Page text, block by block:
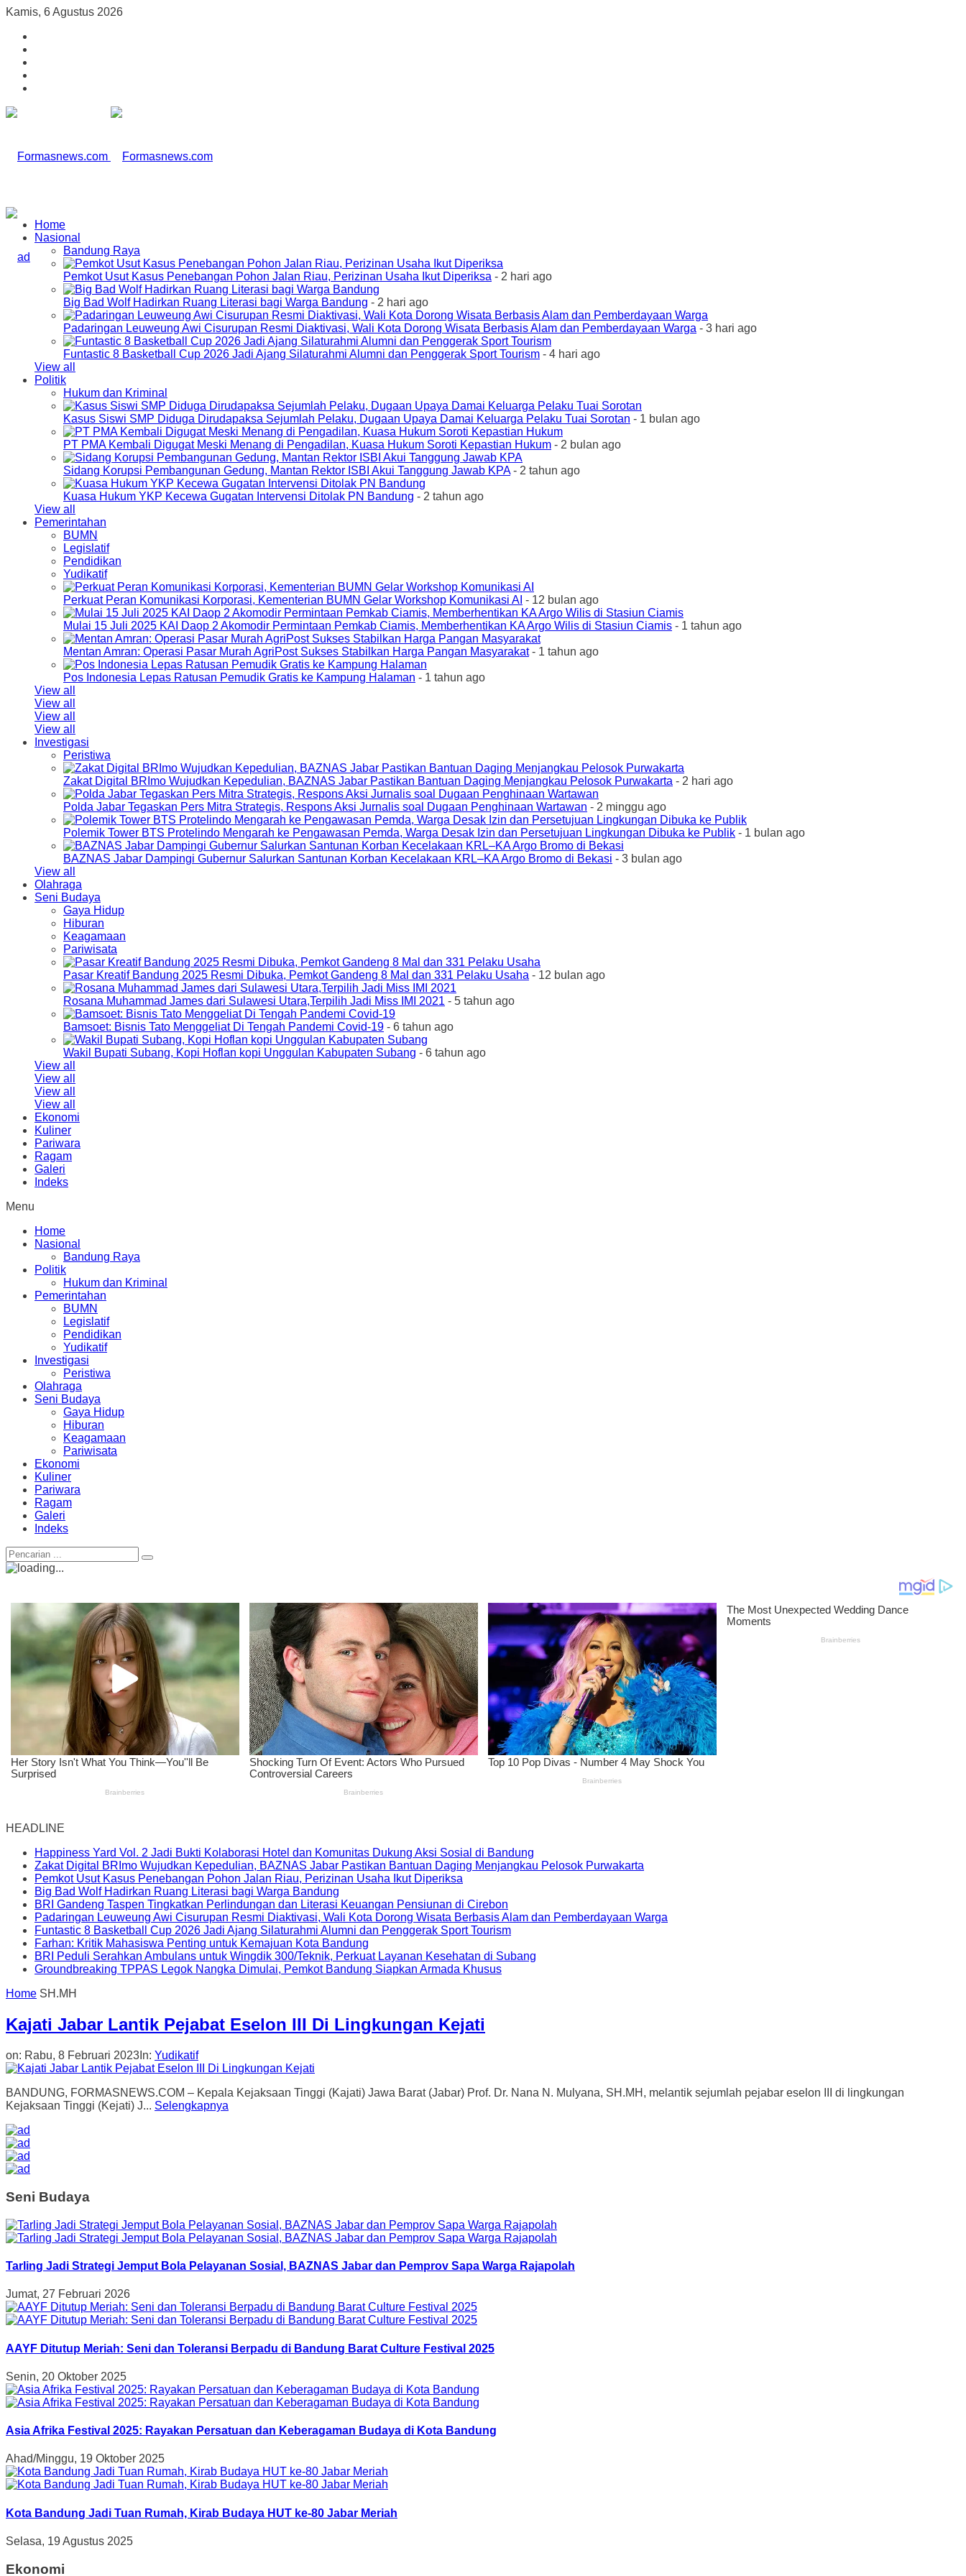
Kamis, 6 Agustus 2026
Home
Nasional
Bandung Raya
Pemkot Usut Kasus Penebangan Pohon Jalan Riau, Perizinan Usaha Ikut Diperiksa - 2 hari ago
Big Bad Wolf Hadirkan Ruang Literasi bagi Warga Bandung - 2 hari ago
Padaringan Leuweung Awi Cisurupan Resmi Diaktivasi, Wali Kota Dorong Wisata Berbasis Alam dan Pemberdayaan Warga - 3 hari ago
Funtastic 8 Basketball Cup 2026 Jadi Ajang Silaturahmi Alumni dan Penggerak Sport Tourism - 4 hari ago
View all
Politik
Hukum dan Kriminal
Kasus Siswi SMP Diduga Dirudapaksa Sejumlah Pelaku, Dugaan Upaya Damai Keluarga Pelaku Tuai Sorotan - 1 bulan ago
PT PMA Kembali Digugat Meski Menang di Pengadilan, Kuasa Hukum Soroti Kepastian Hukum - 2 bulan ago
Sidang Korupsi Pembangunan Gedung, Mantan Rektor ISBI Akui Tanggung Jawab KPA- 2 tahun ago
Kuasa Hukum YKP Kecewa Gugatan Intervensi Ditolak PN Bandung - 2 tahun ago
View all
Pemerintahan
BUMN
Legislatif
Pendidikan
Yudikatif
Perkuat Peran Komunikasi Korporasi, Kementerian BUMN Gelar Workshop Komunikasi AI - 12 bulan ago
Mulai 15 Juli 2025 KAI Daop 2 Akomodir Permintaan Pemkab Ciamis, Memberhentikan KA Argo Wilis di Stasiun Ciamis - 1 tahun ago
Mentan Amran: Operasi Pasar Murah AgriPost Sukses Stabilkan Harga Pangan Masyarakat- 1 tahun ago
Pos Indonesia Lepas Ratusan Pemudik Gratis ke Kampung Halaman - 1 tahun ago
View all
View all
View all
View all
Investigasi
Peristiwa
Zakat Digital BRImo Wujudkan Kepedulian, BAZNAS Jabar Pastikan Bantuan Daging Menjangkau Pelosok Purwakarta - 2 hari ago
Polda Jabar Tegaskan Pers Mitra Strategis, Respons Aksi Jurnalis soal Dugaan Penghinaan Wartawan - 2 minggu ago
Polemik Tower BTS Protelindo Mengarah ke Pengawasan Pemda, Warga Desak Izin dan Persetujuan Lingkungan Dibuka ke Publik - 1 bulan ago
BAZNAS Jabar Dampingi Gubernur Salurkan Santunan Korban Kecelakaan KRL–KA Argo Bromo di Bekasi - 3 bulan ago
View all
Olahraga
Seni Budaya
Gaya Hidup
Hiburan
Keagamaan
Pariwisata
Pasar Kreatif Bandung 2025 Resmi Dibuka, Pemkot Gandeng 8 Mal dan 331 Pelaku Usaha - 12 bulan ago
Rosana Muhammad James dari Sulawesi Utara,Terpilih Jadi Miss IMI 2021 - 5 tahun ago
Bamsoet: Bisnis Tato Menggeliat Di Tengah Pandemi Covid-19 - 6 tahun ago
Wakil Bupati Subang, Kopi Hoflan kopi Unggulan Kabupaten Subang - 6 tahun ago
View all
View all
View all
View all
Ekonomi
Kuliner
Pariwara
Ragam
Galeri
Indeks
Menu
Home
Nasional
Bandung Raya
Politik
Hukum dan Kriminal
Pemerintahan
BUMN
Legislatif
Pendidikan
Yudikatif
Investigasi
Peristiwa
Olahraga
Seni Budaya
Gaya Hidup
Hiburan
Keagamaan
Pariwisata
Ekonomi
Kuliner
Pariwara
Ragam
Galeri
Indeks
HEADLINE
Happiness Yard Vol. 2 Jadi Bukti Kolaborasi Hotel dan Komunitas Dukung Aksi Sosial di Bandung
Zakat Digital BRImo Wujudkan Kepedulian, BAZNAS Jabar Pastikan Bantuan Daging Menjangkau Pelosok Purwakarta
Pemkot Usut Kasus Penebangan Pohon Jalan Riau, Perizinan Usaha Ikut Diperiksa
Big Bad Wolf Hadirkan Ruang Literasi bagi Warga Bandung
BRI Gandeng Taspen Tingkatkan Perlindungan dan Literasi Keuangan Pensiunan di Cirebon
Padaringan Leuweung Awi Cisurupan Resmi Diaktivasi, Wali Kota Dorong Wisata Berbasis Alam dan Pemberdayaan Warga
Funtastic 8 Basketball Cup 2026 Jadi Ajang Silaturahmi Alumni dan Penggerak Sport Tourism
Farhan: Kritik Mahasiswa Penting untuk Kemajuan Kota Bandung
BRI Peduli Serahkan Ambulans untuk Wingdik 300/Teknik, Perkuat Layanan Kesehatan di Subang
Groundbreaking TPPAS Legok Nangka Dimulai, Pemkot Bandung Siapkan Armada Khusus
Home SH.MH
Kajati Jabar Lantik Pejabat Eselon III Di Lingkungan Kejati
on: Rabu, 8 Februari 2023 In: Yudikatif
BANDUNG, FORMASNEWS.COM – Kepala Kejaksaan Tinggi (Kajati) Jawa Barat (Jabar) Prof. Dr. Nana N. Mulyana, SH.MH, melantik sejumlah pejabar eselon III di lingkungan
Kejaksaan Tinggi (Kejati) J... Selengkapnya
Seni Budaya
Tarling Jadi Strategi Jemput Bola Pelayanan Sosial, BAZNAS Jabar dan Pemprov Sapa Warga Rajapolah
Jumat, 27 Februari 2026
AAYF Ditutup Meriah: Seni dan Toleransi Berpadu di Bandung Barat Culture Festival 2025
Senin, 20 Oktober 2025
Asia Afrika Festival 2025: Rayakan Persatuan dan Keberagaman Budaya di Kota Bandung
Ahad/Minggu, 19 Oktober 2025
Kota Bandung Jadi Tuan Rumah, Kirab Budaya HUT ke-80 Jabar Meriah
Selasa, 19 Agustus 2025
Ekonomi